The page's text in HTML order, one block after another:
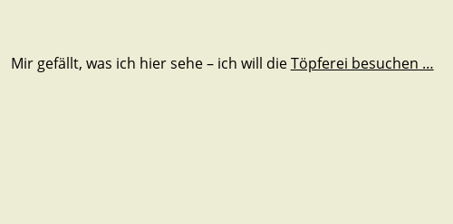
Mir gefällt, was ich hier sehe – ich will dieTöpferei besuchen …